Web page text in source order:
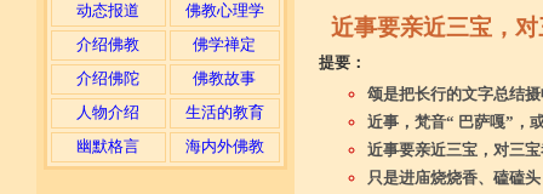
动态报道
佛教心理学
介绍佛教
佛学禅定
介绍佛陀
佛教故事
人物介绍
生活的教育
幽默格言
海内外佛教
近事要亲近三宝，
提要：
颂是把长行的文字总结
近事，梵音“ 巴萨嘎”，
近事要亲近三宝，对三
只是进庙烧烧香、磕磕